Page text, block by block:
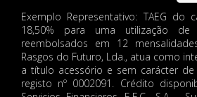
Exemplo Representativo: TAEG
18,50% para uma utilização
reembolsados em 12
Rasgos do Futuro, Lda., atua como
a título acessório e sem carácter
registo nº 0002091. Crédito